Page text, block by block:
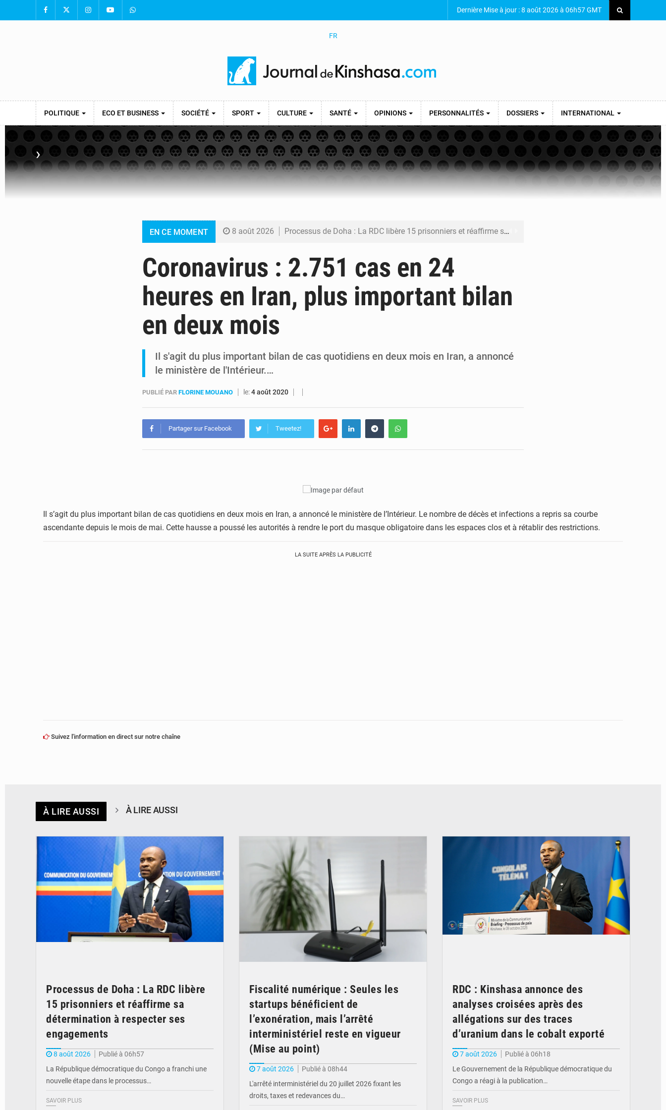
Dernière Mise à jour : 8 août 2026 à 06h57 GMT
FR
POLITIQUE ECO ET BUSINESS SOCIÉTÉ SPORT CULTURE SANTÉ OPINIONS PERSONNALITÉS DOSSIERS INTERNATIONAL
›
EN CE MOMENT 8 août 2026 Processus de Doha : La RDC libère 15 prisonniers et réaffirme sa détermination à respecter ses engagements
7 août 2026 RDC : Kinshasa annonce des analyses croisées après des allégations sur des traces d’uranium dans le cobalt exporté
6 août 2026 Comment des milliers d’Africains protègent et font fructifier leur argent avec l’USDT
6 août 2026
Coronavirus : 2.751 cas en 24
heures en Iran, plus important bilan
en deux mois
Il s'agit du plus important bilan de cas quotidiens en deux mois en Iran, a annoncé
le ministère de l'Intérieur.…
PUBLIÉ PAR FLORINE MOUANO le:4 août 2020
Partager sur Facebook Tweetez!
Il s’agit du plus important bilan de cas quotidiens en deux mois en Iran, a annoncé le ministère de l’Intérieur. Le nombre de décès et infections a repris sa courbe
ascendante depuis le mois de mai. Cette hausse a poussé les autorités à rendre le port du masque obligatoire dans les espaces clos et à rétablir des restrictions.
LA SUITE APRÈS LA PUBLICITÉ
Suivez l'information en direct sur notre chaîne
À LIRE AUSSI À LIRE AUSSI
Processus de Doha : La RDC libère
15 prisonniers et réaffirme sa
détermination à respecter ses
engagements
8 août 2026
Publié à 06h57
La République démocratique du Congo a franchi une
nouvelle étape dans le processus…
SAVOIR PLUS
Fiscalité numérique : Seules les
startups bénéficient de
l’exonération, mais l’arrêté
interministériel reste en vigueur
(Mise au point)
7 août 2026
Publié à 08h44
L'arrêté interministériel du 20 juillet 2026 fixant les
droits, taxes et redevances du…
RDC : Kinshasa annonce des
analyses croisées après des
allégations sur des traces
d’uranium dans le cobalt exporté
7 août 2026
Publié à 06h18
Le Gouvernement de la République démocratique du
Congo a réagi à la publication…
SAVOIR PLUS